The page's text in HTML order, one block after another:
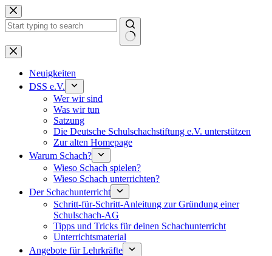
Keine
Ergebnisse
Neuigkeiten
DSS e.V.
Wer wir sind
Was wir tun
Satzung
Die Deutsche Schulschachstiftung e.V. unterstützen
Zur alten Homepage
Warum Schach?
Wieso Schach spielen?
Wieso Schach unterrichten?
Der Schachunterricht
Schritt-für-Schritt-Anleitung zur Gründung einer
Schulschach-AG
Tipps und Tricks für deinen Schachunterricht
Unterrichtsmaterial
Angebote für Lehrkräfte